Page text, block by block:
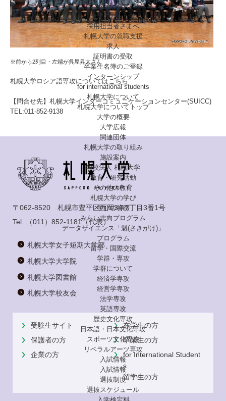
企業の方
企業の方トップ
採用担当者さまへ
札幌大学の就職支援
求人
証明書の受取
卒業生名簿のご登録
インターンシップ
for internationalstudents
札幌大学について
札幌大学についてトップ
大学の概要
大学広報
関連団体
札幌大学の取り組み
施設案内
学校法人 札幌大学
教育・研究活動
その他の教育
札幌大学の学び
学びの特徴
みらい志向プログラム
データサイエンス「魁(さきがけ)」
プログラム
留学・国際交流
学群・専攻
学群について
経済学専攻
経営学専攻
法学専攻
英語専攻
歴史文化専攻
日本語・日本文化専攻
スポーツ文化専攻
リベラルアーツ専攻
入試情報
入試情報
選抜制度
選抜スケジュール
※前から2列目・左端が呉屋昇太さん
札幌大学ロシア語専攻については こちら
【問合せ先】札幌大学インターコミュニケーションセンター(SUICC)
TEL:011-852-9138
〒062-8520 札幌市豊平区西岡3条7丁目3番1号
Tel.
（011）852-1181（代表）
札幌大学女子短期大学部
札幌大学大学院
札幌大学図書館
札幌大学校友会
受験生サイト
在学生の方
保護者の方
卒業生の方
企業の方
for International Student
s
留学生の方